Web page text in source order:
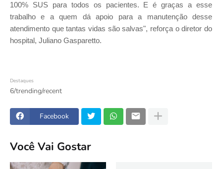
100% SUS para todos os pacientes. E é graças a esse
trabalho e a quem dá apoio para a manutenção desse
atendimento que tantas vidas são salvas", reforça o diretor do
hospital, Juliano Gasparetto.
Destaques
6/trending/recent
Facebook
Você Vai Gostar